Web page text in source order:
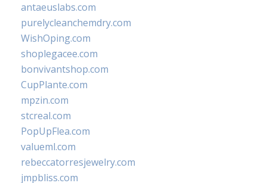
antaeuslabs.com
purelycleanchemdry.com
WishOping.com
shoplegacee.com
bonvivantshop.com
CupPlante.com
mpzin.com
stcreal.com
PopUpFlea.com
valueml.com
rebeccatorresjewelry.com
jmpbliss.com